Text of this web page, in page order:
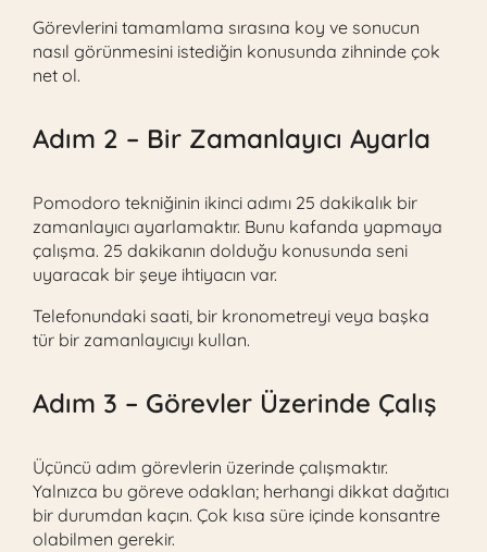
Görevlerini tamamlama sırasına koy ve sonucun
nasıl görünmesini istediğin konusunda zihninde çok
net ol.
Adım 2 – Bir Zamanlayıcı Ayarla
Pomodoro tekniğinin ikinci adımı 25 dakikalık bir
zamanlayıcı ayarlamaktır. Bunu kafanda yapmaya
çalışma. 25 dakikanın dolduğu konusunda seni
uyaracak bir şeye ihtiyacın var.
Telefonundaki saati, bir kronometreyi veya başka
tür bir zamanlayıcıyı kullan.
Adım 3 – Görevler Üzerinde Çalış
Üçüncü adım görevlerin üzerinde çalışmaktır.
Yalnızca bu göreve odaklan; herhangi dikkat dağıtıcı
bir durumdan kaçın. Çok kısa süre içinde konsantre
olabilmen gerekir.